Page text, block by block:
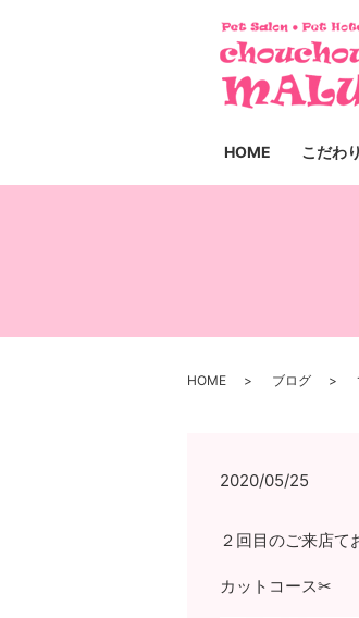
HOME こだわり
HOME ブログ
2020/05/25
２回目のご来店て
カットコース✂